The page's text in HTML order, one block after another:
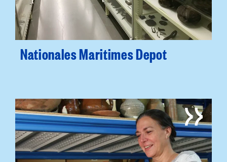
Nationales Maritimes Depot